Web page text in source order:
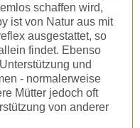
schaffen wird,
ist von Natur aus mit
ausgestattet, so
findet. Ebenso
und
- normalerweise
Mütter jedoch oft
von anderer